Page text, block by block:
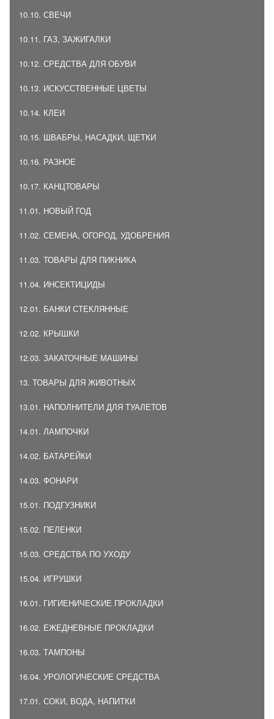
10.10. СВЕЧИ
10.11. ГАЗ, ЗАЖИГАЛКИ
10.12. СРЕДСТВА ДЛЯ ОБУВИ
10.13. ИСКУССТВЕННЫЕ ЦВЕТЫ
10.14. КЛЕИ
10.15. ШВАБРЫ, НАСАДКИ, ЩЕТКИ
10.16. РАЗНОЕ
10.17. КАНЦТОВАРЫ
11.01. НОВЫЙ ГОД
11.02. СЕМЕНА, ОГОРОД, УДОБРЕНИЯ
11.03. ТОВАРЫ ДЛЯ ПИКНИКА
11.04. ИНСЕКТИЦИДЫ
12.01. БАНКИ СТЕКЛЯННЫЕ
12.02. КРЫШКИ
12.03. ЗАКАТОЧНЫЕ МАШИНЫ
13. ТОВАРЫ ДЛЯ ЖИВОТНЫХ
13.01. НАПОЛНИТЕЛИ ДЛЯ ТУАЛЕТОВ
14.01. ЛАМПОЧКИ
14.02. БАТАРЕЙКИ
14.03. ФОНАРИ
15.01. ПОДГУЗНИКИ
15.02. ПЕЛЕНКИ
15.03. СРЕДСТВА ПО УХОДУ
15.04. ИГРУШКИ
16.01. ГИГИЕНИЧЕСКИЕ ПРОКЛАДКИ
16.02. ЕЖЕДНЕВНЫЕ ПРОКЛАДКИ
16.03. ТАМПОНЫ
16.04. УРОЛОГИЧЕСКИЕ СРЕДСТВА
17.01. СОКИ, ВОДА, НАПИТКИ